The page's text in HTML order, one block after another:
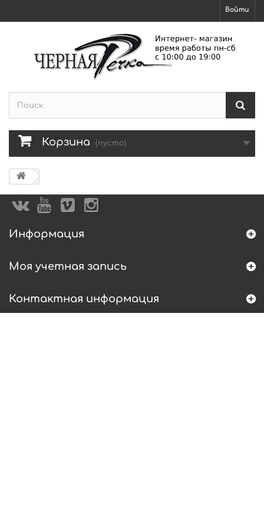
Войти
Корзина (пусто)
Информация
Моя учетная запись
Контактная информация